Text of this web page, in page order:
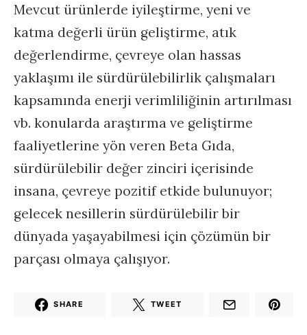
Mevcut ürünlerde iyileştirme, yeni ve
katma değerli ürün geliştirme, atık
değerlendirme, çevreye olan hassas
yaklaşımı ile sürdürülebilirlik çalışmaları
kapsamında enerji verimliliğinin artırılması
vb. konularda araştırma ve geliştirme
faaliyetlerine yön veren Beta Gıda,
sürdürülebilir değer zinciri içerisinde
insana, çevreye pozitif etkide bulunuyor;
gelecek nesillerin sürdürülebilir bir
dünyada yaşayabilmesi için çözümün bir
parçası olmaya çalışıyor.
SHARE TWEET